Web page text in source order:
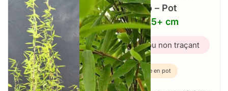
Volcano – Pot
10L – 125+ cm
Bambou non traçant
Plante en pot